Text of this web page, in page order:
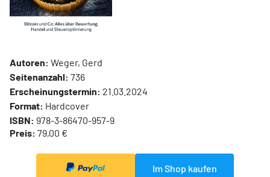
Autoren: Weger, Gerd
Seitenanzahl: 736
Erscheinungstermin: 21.03.2024
Format: Hardcover
ISBN: 978-3-86470-957-9
Preis: 79,00 €
Im Shop kaufen